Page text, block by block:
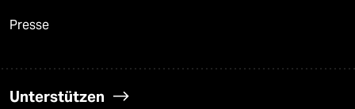
Presse
Unterstützen